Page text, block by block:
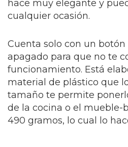
hace muy elegante y
cualquier ocasión.
Cuenta solo con un
apagado para que no te
funcionamiento. Está
material de plástico que
tamaño te permite
de la cocina o el mueble-
490 gramos, lo cual lo